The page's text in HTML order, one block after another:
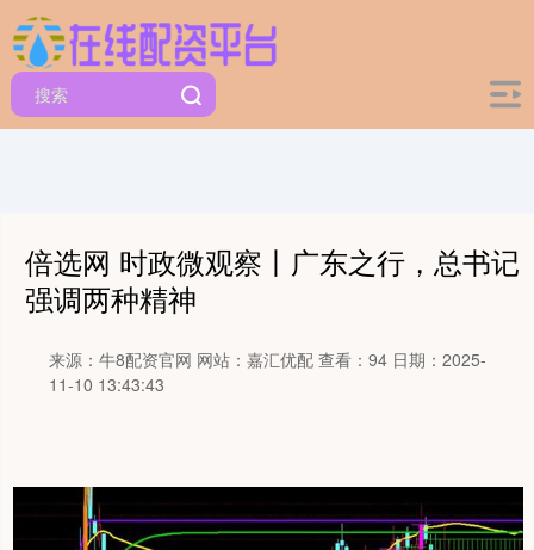
倍选网 时政微观察丨广东之行，总书记
强调两种精神
来源：牛8配资官网 网站：嘉汇优配 查看：94 日期：2025-
11-10 13:43:43